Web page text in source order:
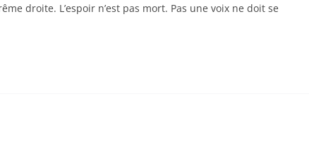
droite. L’espoir n’est pas mort. Pas une voix ne doit se